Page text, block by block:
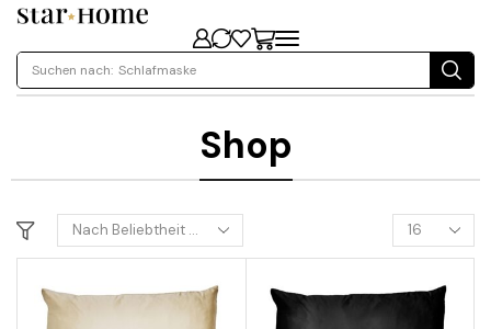
Suchen nach: Schlafmaske
Shop